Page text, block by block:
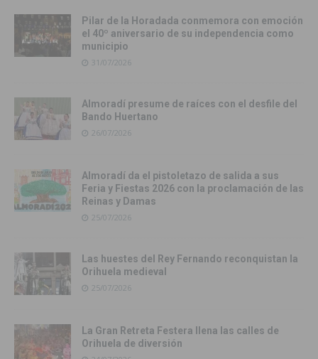
Pilar de la Horadada conmemora con emoción
el 40º aniversario de su independencia como
municipio
31/07/2026
Almoradí presume de raíces con el desfile del
Bando Huertano
26/07/2026
Almoradí da el pistoletazo de salida a sus
Feria y Fiestas 2026 con la proclamación de las
Reinas y Damas
25/07/2026
Las huestes del Rey Fernando reconquistan la
Orihuela medieval
25/07/2026
La Gran Retreta Festera llena las calles de
Orihuela de diversión